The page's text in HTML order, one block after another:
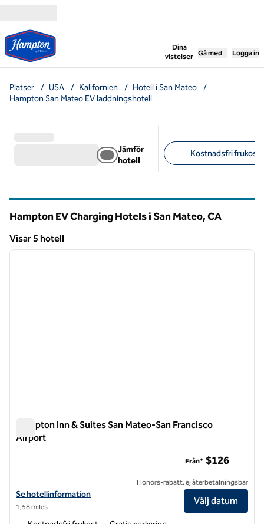
Dina
vistelser
,öppnar ny flik
Gå med Logga in
Platser / USA / Kalifornien / Hotell i San Mateo
/
Hampton San Mateo EV laddningshotell
Jämför
hotell
Kostnadsfri frukost
Hampton EV Charging Hotels i San Mateo,CA
Visar 5 hotell
Visar 5 hotell
1 av 12
nästa
Hampton Inn & Suites San Mateo-San Francisco
Airport
Visa hotelluppgifter för Hampton Inn & Suites San Mateo-San
Se hotellinformation
1,58 miles
Från* $126
Honors-rabatt, ej återbetalningsbar
Välj datum